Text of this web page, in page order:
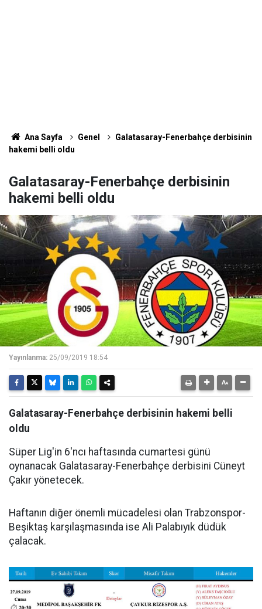
Ana Sayfa Genel
Galatasaray-Fenerbahçe derbisinin
hakemi belli oldu
Galatasaray-Fenerbahçe derbisinin
hakemi belli oldu
Yayınlanma: 25/09/2019 18:54
Galatasaray-Fenerbahçe derbisinin hakemi belli
oldu
Süper Lig'in 6'ncı haftasında cumartesi günü
oynanacak Galatasaray-Fenerbahçe derbisini Cüneyt
Çakır yönetecek.
Haftanın diğer önemli mücadelesi olan Trabzonspor-
Beşiktaş karşılaşmasında ise Ali Palabıyık düdük
çalacak.